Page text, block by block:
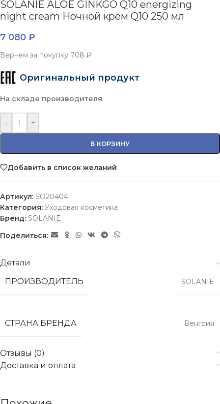
SOLANIE ALOE GINKGO Q10 energizing
night cream Ночной крем Q10 250 мл
7 080 ₽
Вернем за покупку 708 ₽
Оригинальный продукт
На складе производителя
- +
В КОРЗИНУ
Добавить в список желаний
Артикул: SO20404
Категория: Уходовая косметика
Бренд: SOLANIE
Поделиться:
Детали
ПРОИЗВОДИТЕЛЬ
SOLANIE
СТРАНА БРЕНДА Венгрия
Отзывы (0)
Доставка и оплата